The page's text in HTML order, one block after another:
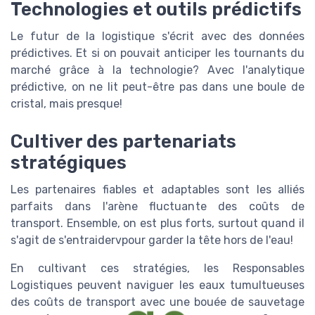
Technologies et outils prédictifs
Le futur de la logistique s'écrit avec des données
prédictives. Et si on pouvait anticiper les tournants du
marché grâce à la technologie? Avec l'analytique
prédictive, on ne lit peut-être pas dans une boule de
cristal, mais presque!
Cultiver des partenariats
stratégiques
Les partenaires fiables et adaptables sont les alliés
parfaits dans l'arène fluctuante des coûts de
transport. Ensemble, on est plus forts, surtout quand il
s'agit de s'entraidervpour garder la tête hors de l'eau!
En cultivant ces stratégies, les Responsables
Logistiques peuvent naviguer les eaux tumultueuses
des coûts de transport avec une bouée de sauvetage